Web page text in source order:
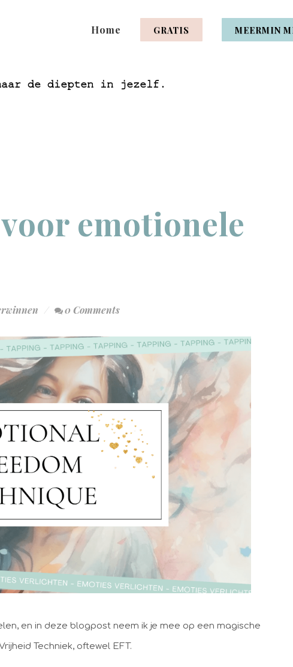
Home GRATIS MEERMIN
naar de diepten in jezelf.
emotionele
0 Comments
en in deze blogpost neem ik je mee op een magische
Techniek, oftewel EFT.